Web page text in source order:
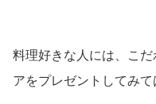
料理好きな人には、こ
アをプレゼントしてみて